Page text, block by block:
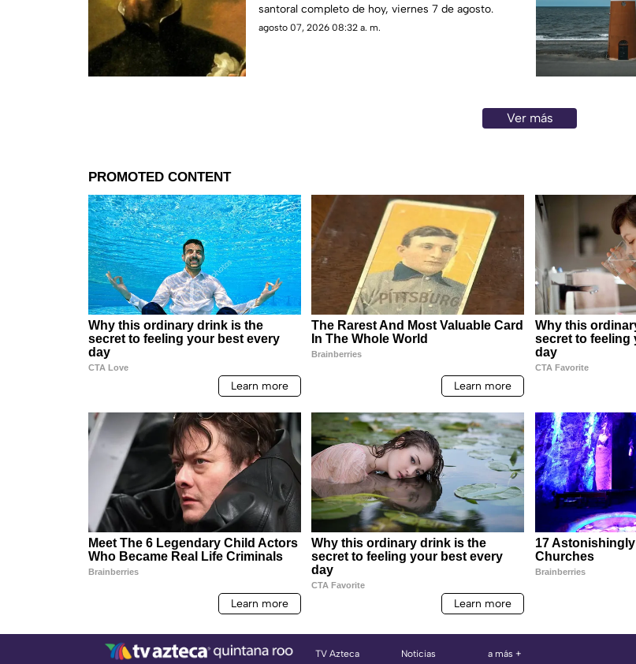
santoral completo de hoy, viernes 7 de agosto.
agosto 07, 2026 08:32 a. m.
Ver más
TV Azteca Noticias a más +